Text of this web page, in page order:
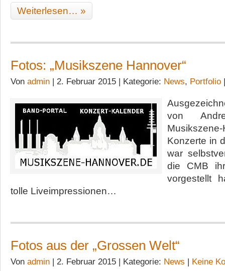
Weiterlesen… »
Fotos: „Musikszene Hannover“
Von admin | 2. Februar 2015 | Kategorie: News, Portfolio
von
Konzerte in
war
die CMB
vorgestellt
tolle Liveimpressionen…
Fotos aus der „Grossen Welt“
Von admin | 2. Februar 2015 | Kategorie: News | Keine